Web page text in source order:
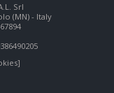
Srl
(MN) - Italy